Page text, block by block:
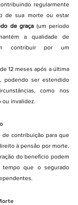
regularmente
de sua morte ou estar
de graça (um período
a qualidade de
contribuir por um
12 meses após a última
podendo ser estendido
como nos
invalidez.
contribuição para que
à pensão por morte.
do benefício podem
que o segurado